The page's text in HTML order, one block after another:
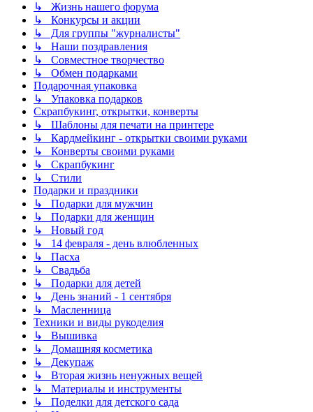
↳ Жизнь нашего форума
↳ Конкурсы и акции
↳ Для группы "журналисты"
↳ Наши поздравления
↳ Совместное творчество
↳ Обмен подарками
Подарочная упаковка
↳ Упаковка подарков
Скрапбукинг, открытки, конверты
↳ Шаблоны для печати на принтере
↳ Кардмейкинг - открытки своими руками
↳ Конверты своими руками
↳ Скрапбукинг
↳ Стили
Подарки и праздники
↳ Подарки для мужчин
↳ Подарки для женщин
↳ Новый год
↳ 14 февраля - день влюбленных
↳ Пасха
↳ Свадьба
↳ Подарки для детей
↳ День знаний - 1 сентября
↳ Масленница
Техники и виды рукоделия
↳ Вышивка
↳ Домашняя косметика
↳ Декупаж
↳ Вторая жизнь ненужных вещей
↳ Материалы и инструменты
↳ Поделки для детского сада